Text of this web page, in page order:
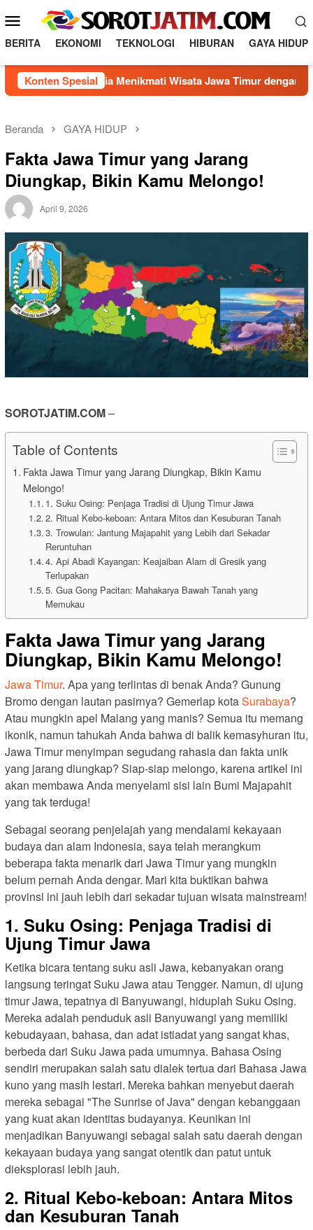
ke
konten
Menu
Mobile
BERITA EKONOMI TEKNOLOGI HIBURAN GAYA HIDUP
Konten Spesial
Rahasia Menikmati Wisata Jawa Timur dengan Biaya
Beranda GAYA HIDUP
Fakta Jawa Timur yang Jarang
Diungkap, Bikin Kamu Melongo!
April 9, 2026
SOROTJATIM.COM–
Table of Contents
Fakta Jawa Timur yang Jarang Diungkap, Bikin Kamu
Melongo!
1. Suku Osing: Penjaga Tradisi di Ujung Timur Jawa
2. Ritual Kebo-keboan: Antara Mitos dan Kesuburan Tanah
3. Trowulan: Jantung Majapahit yang Lebih dari Sekadar
Reruntuhan
4. Api Abadi Kayangan: Keajaiban Alam di Gresik yang
Terlupakan
5. Gua Gong Pacitan: Mahakarya Bawah Tanah yang
Memukau
Fakta Jawa Timur yang Jarang
Diungkap, Bikin Kamu Melongo!
Jawa Timur. Apa yang terlintas di benak Anda? Gunung
Bromo dengan lautan pasirnya? Gemerlap kotaSurabaya?
Atau mungkin apel Malang yang manis? Semua itu memang
ikonik, namun tahukah Anda bahwa di balik kemasyhuran itu,
Jawa Timur menyimpan segudang rahasia dan fakta unik
yang jarang diungkap? Siap-siap melongo, karena artikel ini
akan membawa Anda menyelami sisi lain Bumi Majapahit
yang tak terduga!
Sebagai seorang penjelajah yang mendalami kekayaan
budaya dan alam Indonesia, saya telah merangkum
beberapa fakta menarik dari Jawa Timur yang mungkin
belum pernah Anda dengar. Mari kita buktikan bahwa
provinsi ini jauh lebih dari sekadar tujuan wisata mainstream!
1. Suku Osing: Penjaga Tradisi di
Ujung Timur Jawa
Ketika bicara tentang suku asli Jawa, kebanyakan orang
langsung teringat Suku Jawa atau Tengger. Namun, di ujung
timur Jawa, tepatnya di Banyuwangi, hiduplah Suku Osing.
Mereka adalah penduduk asli Banyuwangi yang memiliki
kebudayaan, bahasa, dan adat istiadat yang sangat khas,
berbeda dari Suku Jawa pada umumnya. Bahasa Osing
sendiri merupakan salah satu dialek tertua dari Bahasa Jawa
kuno yang masih lestari. Mereka bahkan menyebut daerah
mereka sebagai "The Sunrise of Java" dengan kebanggaan
yang kuat akan identitas budayanya. Keunikan ini
menjadikan Banyuwangi sebagai salah satu daerah dengan
kekayaan budaya yang sangat otentik dan patut untuk
dieksplorasi lebih jauh.
2. Ritual Kebo-keboan: Antara Mitos
dan Kesuburan Tanah